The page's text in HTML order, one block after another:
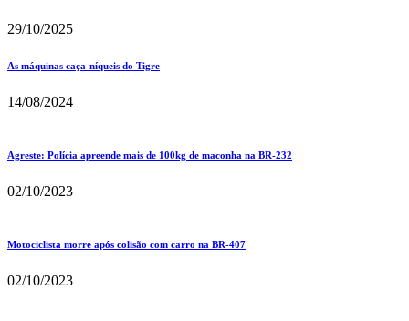
29/10/2025
As máquinas caça-níqueis do Tigre
14/08/2024
Agreste: Polícia apreende mais de 100kg de maconha na BR-232
02/10/2023
Motociclista morre após colisão com carro na BR-407
02/10/2023